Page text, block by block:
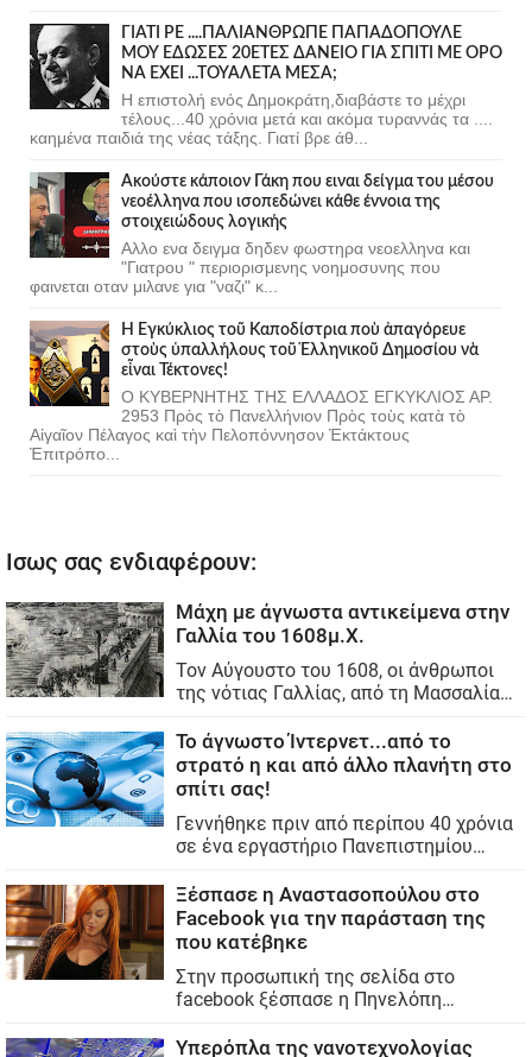
ΓΙΑΤΙ ΡΕ ....ΠΑΛΙΑΝΘΡΩΠΕ ΠΑΠΑΔΟΠΟΥΛΕ
ΜΟΥ ΕΔΩΣΕΣ 20ΕΤΕΣ ΔΑΝΕΙΟ ΓΙΑ ΣΠΙΤΙ ΜΕ ΟΡΟ
ΝΑ ΕΧΕΙ ...ΤΟΥΑΛΕΤΑ ΜΕΣΑ;
Η επιστολή ενός Δημοκράτη,διαβάστε το μέχρι
τέλους...40 χρόνια μετά και ακόμα τυραννάς τα ....
καημένα παιδιά της νέας τάξης. Γιατί βρε άθ...
Ακούστε κάποιον Γάκη που ειναι δείγμα του μέσου
νεοέλληνα που ισοπεδώνει κάθε έννοια της
στοιχειώδους λογικής
Αλλο ενα δειγμα δηδεν φωστηρα νεοελληνα και
"Γιατρου " περιορισμενης νοημοσυνης που
φαινεται οταν μιλανε για "ναζι" κ...
Ἡ Ἐγκύκλιος τοῦ Καποδίστρια ποὺ ἀπαγόρευε
στοὺς ὑπαλλήλους τοῦ Ἑλληνικοῦ Δημοσίου νὰ
εἶναι Τέκτονες!
Ο ΚΥΒΕΡΝΗΤΗΣ ΤΗΣ ΕΛΛΑΔΟΣ ΕΓΚΥΚΛΙΟΣ ΑΡ.
2953 Πρὸς τὸ Πανελλήνιον Πρὸς τοὺς κατὰ τὸ
Αἰγαῖον Πέλαγος καὶ τὴν Πελοπόννησον Ἐκτάκτους
Ἐπιτρόπο...